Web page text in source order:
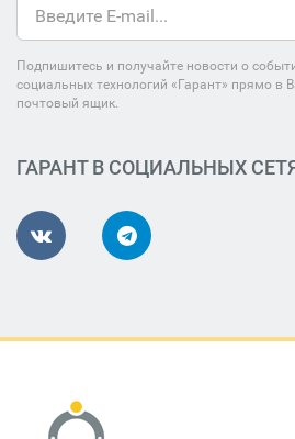
Подпишитесь и получайте новости о
социальных технологий «Гарант» прямо в
почтовый ящик.
ГАРАНТ В СОЦИАЛЬНЫХ